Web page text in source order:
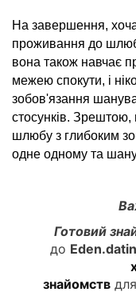
На завершення, хоча
проживання до
вона також навчає
межею спокути, і
зобов'язання
стосунків.
шлюбу з глибоким
одне одному та
Готовий
до
знайомствдля